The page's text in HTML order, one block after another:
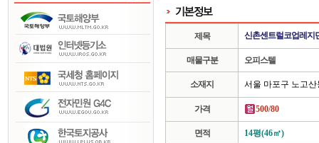
제목 신촌센트럴코업레지
매물구분 오피스텔
소재지 서울 마포구 노고산
가격 500/80
면적 14평(46㎡)